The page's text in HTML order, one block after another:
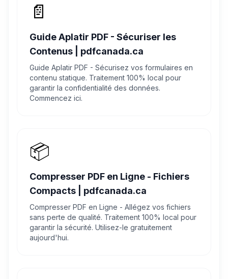
📄
Guide Aplatir PDF - Sécuriser les
Contenus | pdfcanada.ca
Guide Aplatir PDF - Sécurisez vos formulaires en
contenu statique. Traitement 100% local pour
garantir la confidentialité des données.
Commencez ici.
📦
Compresser PDF en Ligne - Fichiers
Compacts | pdfcanada.ca
Compresser PDF en Ligne - Allégez vos fichiers
sans perte de qualité. Traitement 100% local pour
garantir la sécurité. Utilisez-le gratuitement
aujourd'hui.